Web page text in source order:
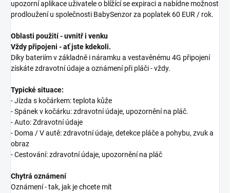
upozorní aplikace uživatele o blížící se expiraci a nabídne možnost
prodloužení u společnosti BabySenzor za poplatek 60 EUR / rok.
Oblasti použití - uvnitř i venku
Vždy připojeni - ať jste kdekoli.
Díky bateriím v základně i náramku a vestavěnému 4G připojení
získáte zdravotní údaje a oznámení při pláči - vždy.
Typické situace:
- Jízda s kočárkem: teplota kůže
- Spánek v kočárku: zdravotní údaje, upozornění na pláč.
- Auto: Zdravotní údaje
- Doma / V autě: zdravotní údaje, detekce pláče a pohybu, zvuk a
obraz
- Cestování: zdravotní údaje, upozornění na pláč
Chytrá oznámení
Oznámení - tak, jak je chcete mít